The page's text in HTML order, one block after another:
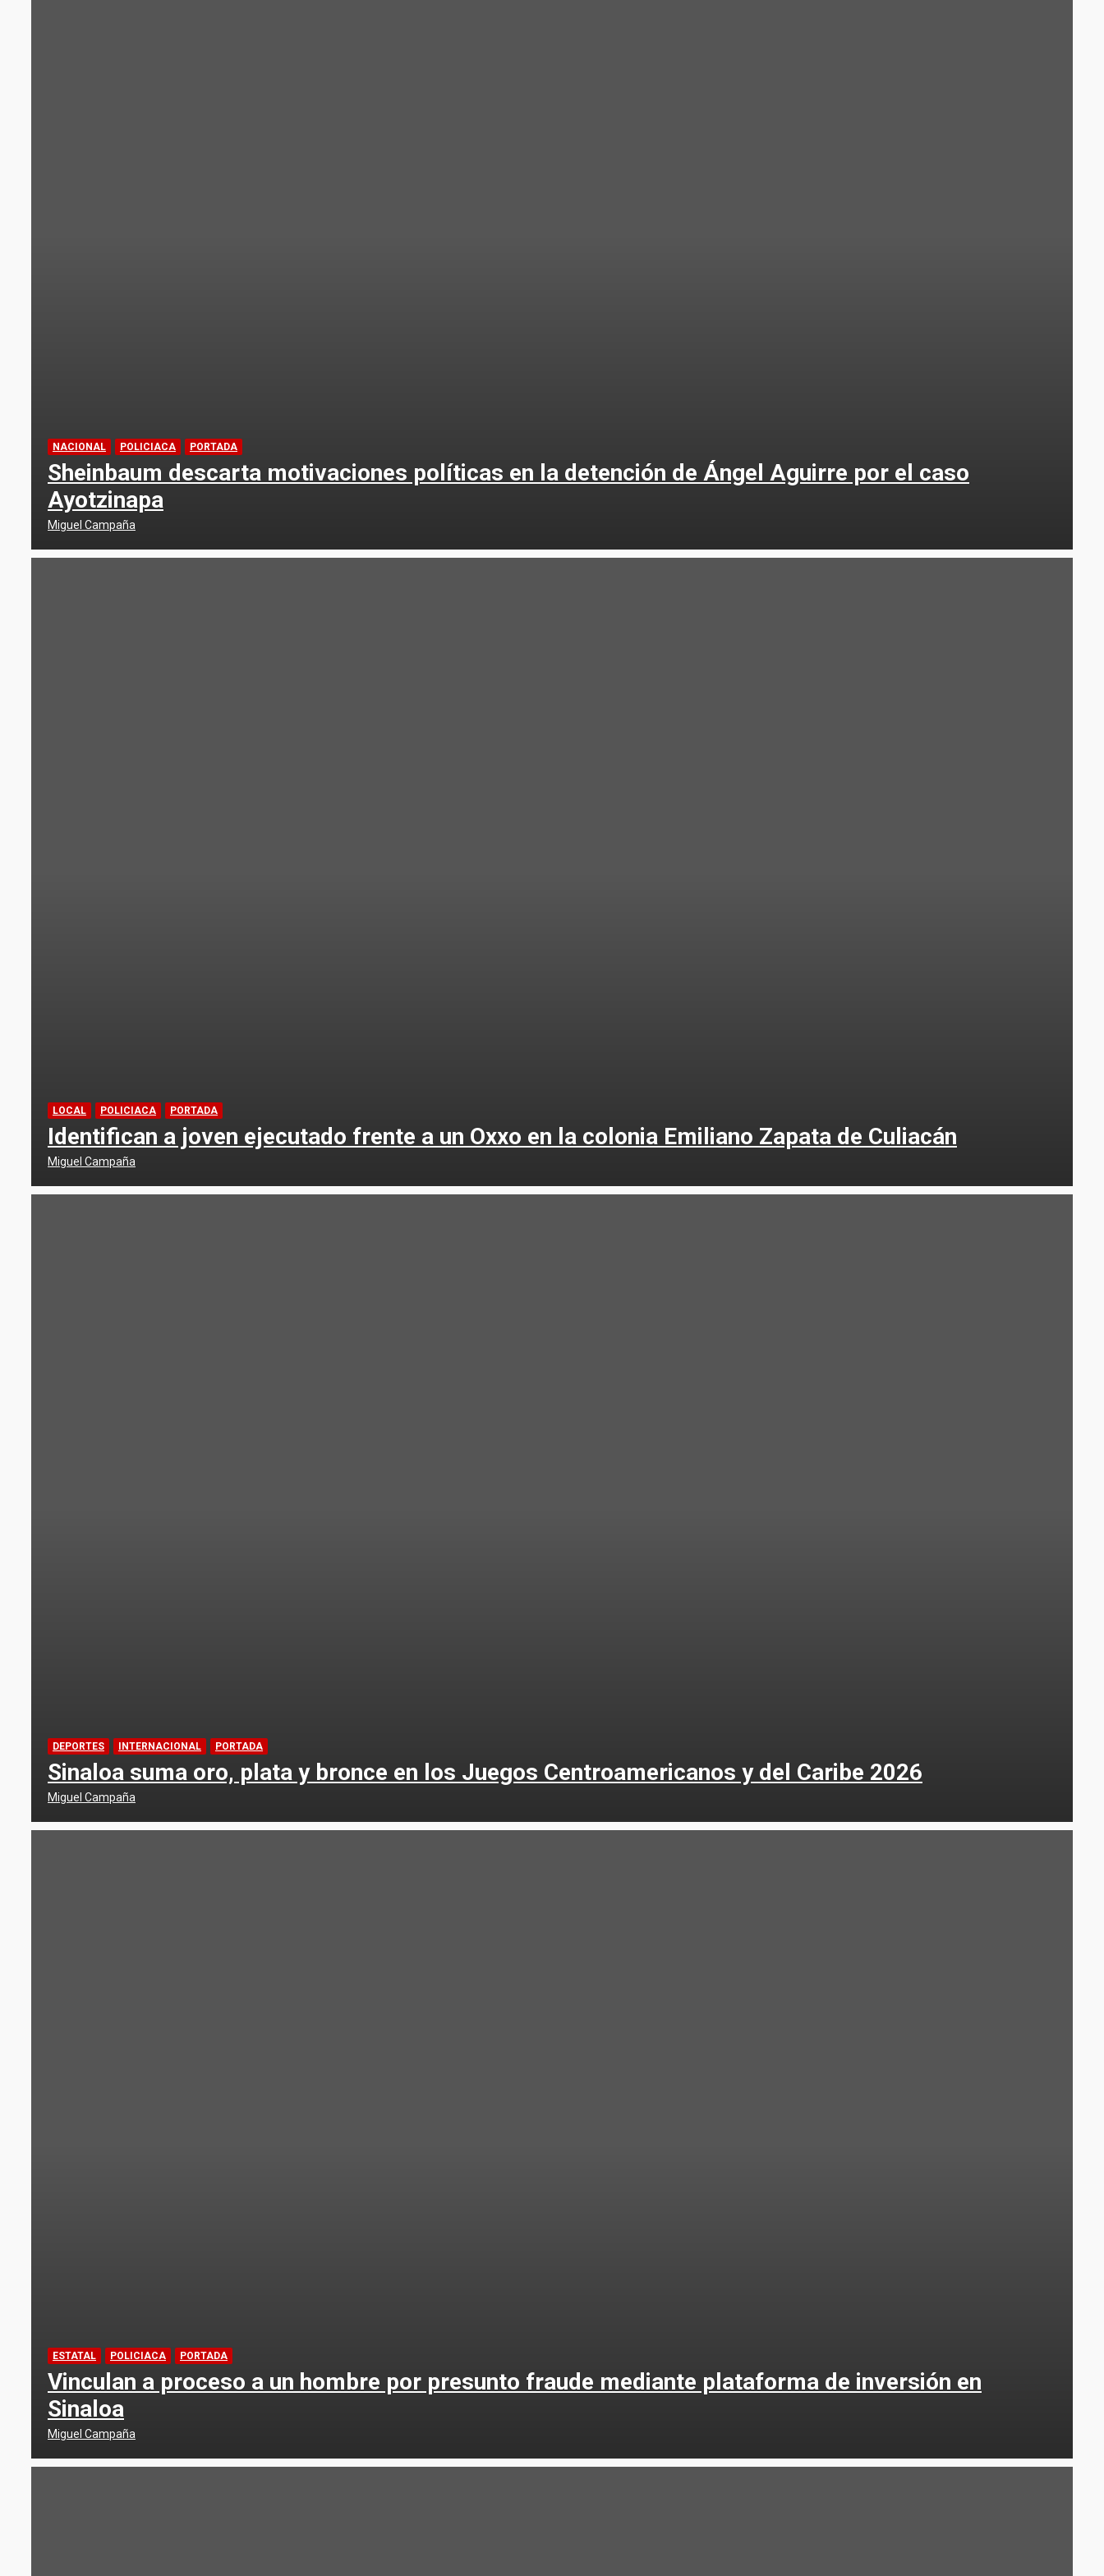
NACIONAL POLICIACA PORTADA
Sheinbaum descarta motivaciones políticas en la detención de Ángel Aguirre por el caso
Ayotzinapa
Miguel Campaña
LOCAL POLICIACA PORTADA
Identifican a joven ejecutado frente a un Oxxo en la colonia Emiliano Zapata de Culiacán
Miguel Campaña
DEPORTES INTERNACIONAL PORTADA
Sinaloa suma oro, plata y bronce en los Juegos Centroamericanos y del Caribe 2026
Miguel Campaña
ESTATAL POLICIACA PORTADA
Vinculan a proceso a un hombre por presunto fraude mediante plataforma de inversión en
Sinaloa
Miguel Campaña